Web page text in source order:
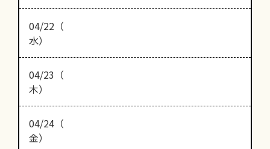
04/22（
水）
04/23（
木）
04/24（
金）